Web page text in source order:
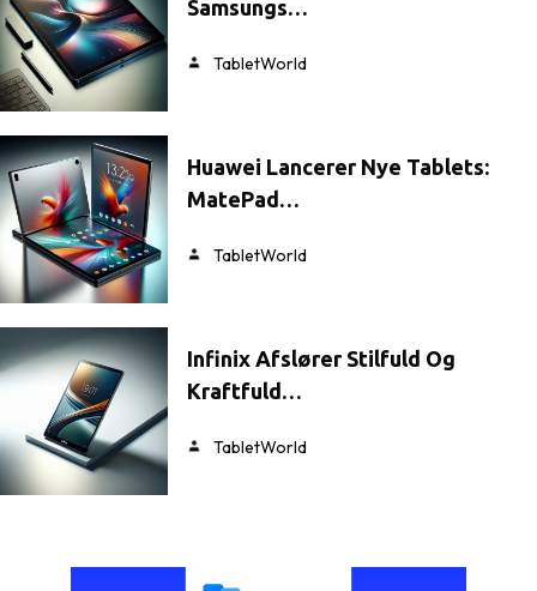
Samsungs…
TabletWorld
Huawei Lancerer Nye Tablets:
MatePad…
TabletWorld
Infinix Afslører Stilfuld Og
Kraftfuld…
TabletWorld